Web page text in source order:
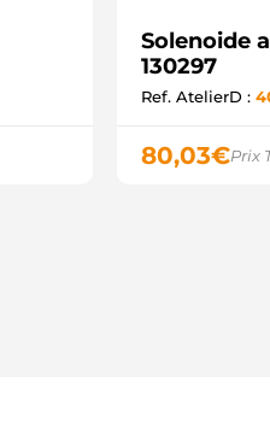
Solenoide
130297
Ref. AtelierD :
80,03€Prix